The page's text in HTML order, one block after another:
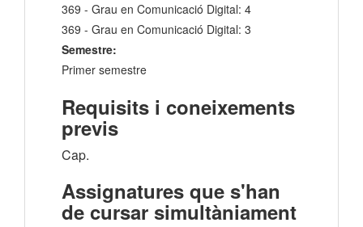
369 - Grau en Comunicació Digital: 4
369 - Grau en Comunicació Digital: 3
Semestre:
Primer semestre
Requisits i coneixements
previs
Cap.
Assignatures que s'han
de cursar simultàniament